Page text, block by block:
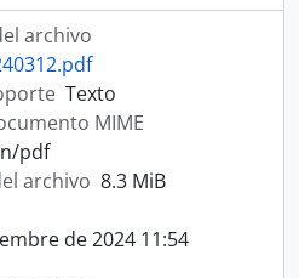
archivo
Texto
MIME
pdf
archivo 8.3 MiB
de 2024 11:54